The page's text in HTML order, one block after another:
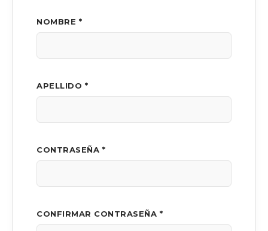
NOMBRE *
APELLIDO *
CONTRASEÑA *
CONFIRMAR CONTRASEÑA *